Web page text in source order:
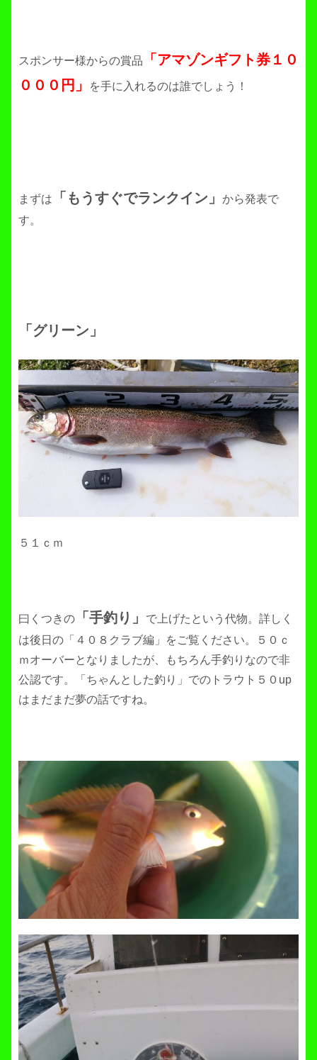
スポンサー様からの賞品
「アマゾンギフト券１０
０００円」
を手に入れるのは誰でしょう！
まずは 「もうすぐでランクイン」
から発表で
す。
「グリーン」
５１ｃｍ
曰くつきの 「手釣り」
で上げたという代物。詳しく
は後日の「４０８クラブ編」をご覧ください。５０ｃ
ｍオーバーとなりましたが、もちろん手釣りなので非
公認です。「ちゃんとした釣り」でのトラウト５０up
はまだまだ夢の話ですね。